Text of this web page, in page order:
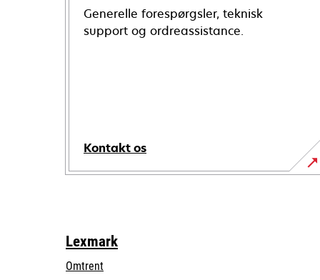
Generelle forespørgsler, teknisk
support og ordreassistance.
Kontakt os
Lexmark
Omtrent